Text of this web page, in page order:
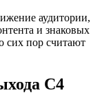
аудитории,
и знаковых
сих пор считают
C4